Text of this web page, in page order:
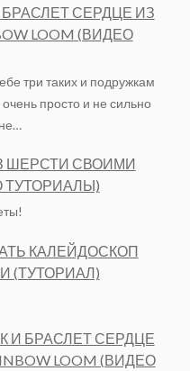
СЕРДЦЕ ИЗ
LOOM (ВИДЕО
три таких и подружкам
просто и не сильно
ШЕРСТИ СВОИМИ
ТУТОРИАЛЫ)
КАЛЕЙДОСКОП
(ТУТОРИАЛ)
И БРАСЛЕТ СЕРДЦЕ
LOOM (ВИДЕО